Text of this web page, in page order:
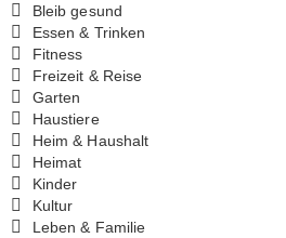
Bleib gesund
Essen & Trinken
Fitness
Freizeit & Reise
Garten
Haustiere
Heim & Haushalt
Heimat
Kinder
Kultur
Leben & Familie